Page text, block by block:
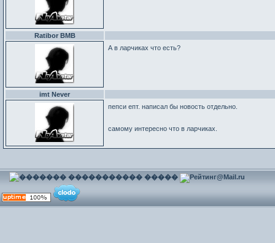
Ratibor BMB
А в ларчиках что есть?
imt Never
пепси епт. написал бы новость отдельно.
самому интересно что в ларчиках.